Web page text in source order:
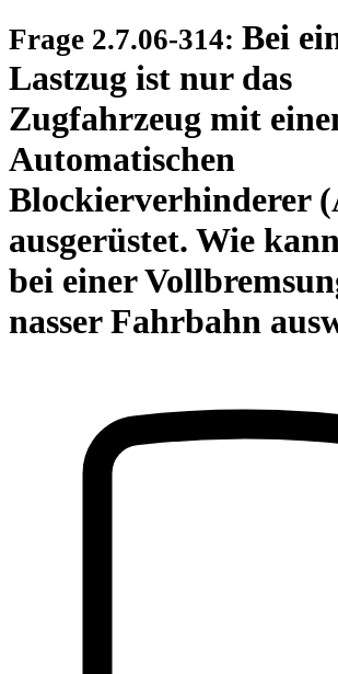
Frage 2.7.06-314: Bei
Lastzug ist nur das
Zugfahrzeug mit
Automatischen
Blockierverhinderer
ausgerüstet. Wie
bei einer
nasser Fahrbahn